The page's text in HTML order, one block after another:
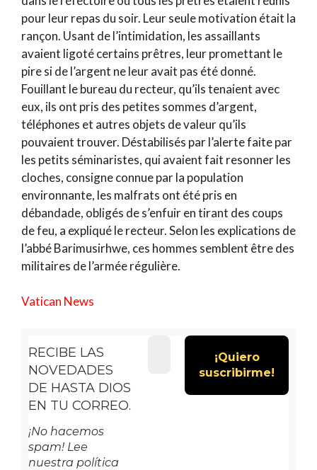
pour leur repas du soir. Leur seule motivation était la
rançon. Usant de l’intimidation, les assaillants
avaient ligoté certains prêtres, leur promettant le
pire si de l’argent ne leur avait pas été donné.
Fouillant le bureau du recteur, qu’ils tenaient avec
eux, ils ont pris des petites sommes d’argent,
téléphones et autres objets de valeur qu’ils
pouvaient trouver. Déstabilisés par l’alerte faite par
les petits séminaristes, qui avaient fait resonner les
cloches, consigne connue par la population
environnante, les malfrats ont été pris en
débandade, obligés de s’enfuir en tirant des coups
de feu, a expliqué le recteur. Selon les explications de
l’abbé Barimusirhwe, ces hommes semblent être des
militaires de l’armée régulière.
Vatican News
RECIBE LAS
NOVEDADES
DE HASTA DIOS
EN TU CORREO.
¡No hacemos
spam! Lee
nuestra política